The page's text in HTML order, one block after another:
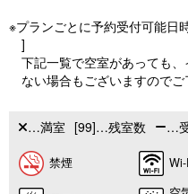
※プランごとに予約受付可能日
]
下記一覧で空室があっても
ない場合もございますので
…満室 [99]…残室数 …
禁煙